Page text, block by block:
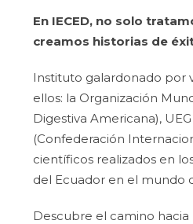
En IECED, no solo
creamos historias de
Instituto galardonado por
ellos: la Organización
Digestiva Americana),
(Confederación
científicos realizados en
del Ecuador en el mundo
Descubre el camino hacia